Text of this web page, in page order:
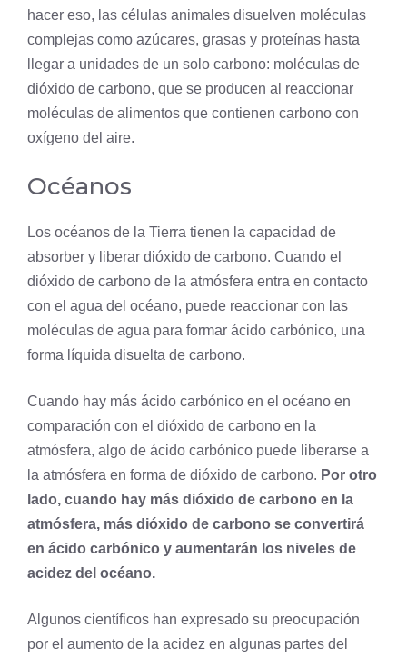
hacer eso, las células animales disuelven moléculas
complejas como azúcares, grasas y proteínas hasta
llegar a unidades de un solo carbono: moléculas de
dióxido de carbono, que se producen al reaccionar
moléculas de alimentos que contienen carbono con
oxígeno del aire.
Océanos
Los océanos de la Tierra tienen la capacidad de
absorber y liberar dióxido de carbono. Cuando el
dióxido de carbono de la atmósfera entra en contacto
con el agua del océano, puede reaccionar con las
moléculas de agua para formar ácido carbónico, una
forma líquida disuelta de carbono.
Cuando hay más ácido carbónico en el océano en
comparación con el dióxido de carbono en la
atmósfera, algo de ácido carbónico puede liberarse a
la atmósfera en forma de dióxido de carbono. Por otro
lado, cuando hay más dióxido de carbono en la
atmósfera, más dióxido de carbono se convertirá
en ácido carbónico y aumentarán los niveles de
acidez del océano.
Algunos científicos han expresado su preocupación
por el aumento de la acidez en algunas partes del